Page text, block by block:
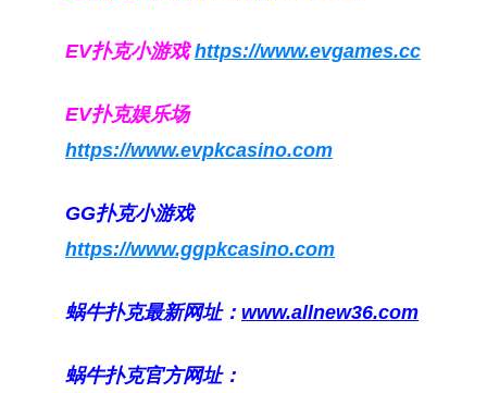
EV扑克小游戏https://www.evgames.cc
EV扑克娱乐场
https://www.evpkcasino.com
GG扑克小游戏
https://www.ggpkcasino.com
蜗牛扑克最新网址： www.allnew36.com
蜗牛扑克官方网址：